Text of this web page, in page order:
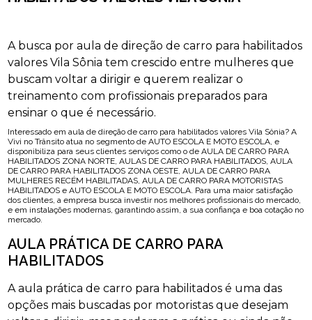
A busca por aula de direção de carro para habilitados
valores Vila Sônia tem crescido entre mulheres que
buscam voltar a dirigir e querem realizar o
treinamento com profissionais preparados para
ensinar o que é necessário.
Interessado em aula de direção de carro para habilitados valores Vila Sônia? A
Vivi no Trânsito atua no segmento de AUTO ESCOLA E MOTO ESCOLA, e
disponibiliza para seus clientes serviços como o de AULA DE CARRO PARA
HABILITADOS ZONA NORTE, AULAS DE CARRO PARA HABILITADOS, AULA
DE CARRO PARA HABILITADOS ZONA OESTE, AULA DE CARRO PARA
MULHERES RECÉM HABILITADAS, AULA DE CARRO PARA MOTORISTAS
HABILITADOS e AUTO ESCOLA E MOTO ESCOLA. Para uma maior satisfação
dos clientes, a empresa busca investir nos melhores profissionais do mercado,
e em instalações modernas, garantindo assim, a sua confiança e boa cotação no
mercado.
AULA PRÁTICA DE CARRO PARA
HABILITADOS
A aula prática de carro para habilitados é uma das
opções mais buscadas por motoristas que desejam